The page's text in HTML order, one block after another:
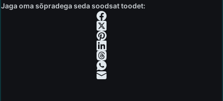
Jaga oma sõpradega seda soodsat toodet: